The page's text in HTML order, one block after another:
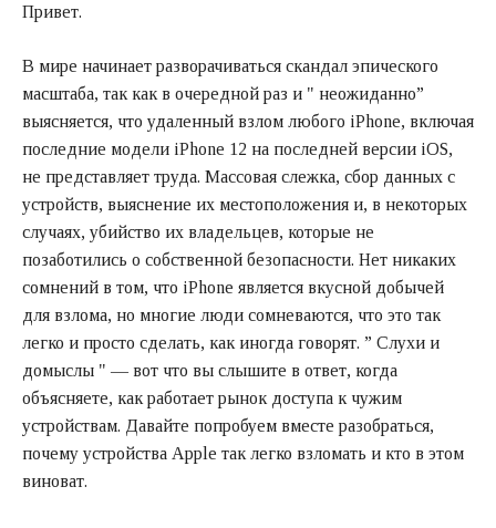
Привет.
В мире начинает разворачиваться скандал эпического
масштаба, так как в очередной раз и " неожиданно”
выясняется, что удаленный взлом любого iPhone, включая
последние модели iPhone 12 на последней версии iOS,
не представляет труда. Массовая слежка, сбор данных с
устройств, выяснение их местоположения и, в некоторых
случаях, убийство их владельцев, которые не
позаботились о собственной безопасности. Нет никаких
сомнений в том, что iPhone является вкусной добычей
для взлома, но многие люди сомневаются, что это так
легко и просто сделать, как иногда говорят. ” Слухи и
домыслы " — вот что вы слышите в ответ, когда
объясняете, как работает рынок доступа к чужим
устройствам. Давайте попробуем вместе разобраться,
почему устройства Apple так легко взломать и кто в этом
виноват.